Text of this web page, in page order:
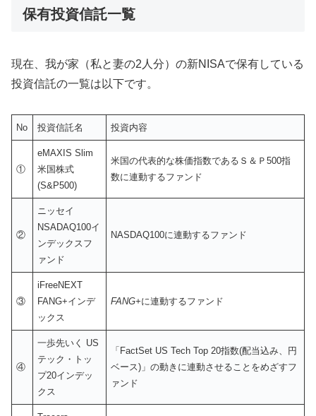
保有投資信託一覧
現在、我が家（私と妻の2人分）の新NISAで保有している
投資信託の一覧は以下です。
No 投資信託名 投資内容
①
eMAXIS Slim
米国株式
(S&P500)
米国の代表的な株価指数であるＳ＆Ｐ500指
数に連動するファンド
②
ニッセイ
NSADAQ100イ
ンデックスフ
ァンド
NASDAQ100に連動するファンド
③
iFreeNEXT
FANG+インデ
ックス
FANG+に連動するファンド
④
一歩先いく US
テック・トッ
プ20インデッ
クス
「FactSet US Tech Top 20指数(配当込み、円
ベース)」の動きに連動させることをめざすフ
ァンド